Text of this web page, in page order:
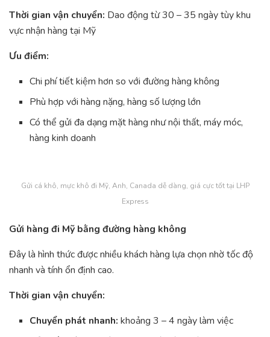
Thời gian vận chuyển: Dao động từ 30 – 35 ngày tùy khu
vực nhận hàng tại Mỹ
Ưu điểm:
Chi phí tiết kiệm hơn so với đường hàng không
Phù hợp với hàng nặng, hàng số lượng lớn
Có thể gửi đa dạng mặt hàng như nội thất, máy móc,
hàng kinh doanh
Gửi cá khô, mực khô đi Mỹ, Anh, Canada dễ dàng, giá cực tốt tại LHP
Express
Gửi hàng đi Mỹ bằng đường hàng không
Đây là hình thức được nhiều khách hàng lựa chọn nhờ tốc độ
nhanh và tính ổn định cao.
Thời gian vận chuyển:
Chuyển phát nhanh: khoảng 3 – 4 ngày làm việc